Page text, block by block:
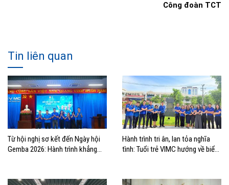
Công đoàn TCT
Tin liên quan
Từ hội nghị sơ kết đến Ngày hội
Gemba 2026: Hành trình khẳng
Hành trình tri ân, lan tỏa nghĩa
tình: Tuổi trẻ VIMC hướng về biển